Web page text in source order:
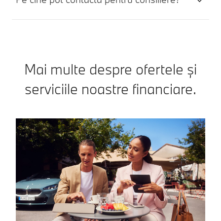
Mai multe despre ofertele și
serviciile noastre financiare.